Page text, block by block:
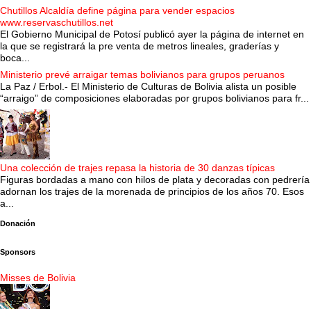
Chutillos Alcaldía define página para vender espacios
www.reservaschutillos.net
El Gobierno Municipal de Potosí publicó ayer la página de internet en
la que se registrará la pre venta de metros lineales, graderías y
boca...
Ministerio prevé arraigar temas bolivianos para grupos peruanos
La Paz / Erbol.- El Ministerio de Culturas de Bolivia alista un posible
“arraigo” de composiciones elaboradas por grupos bolivianos para fr...
Una colección de trajes repasa la historia de 30 danzas típicas
Figuras bordadas a mano con hilos de plata y decoradas con pedrería
adornan los trajes de la morenada de principios de los años 70. Esos
a...
Donación
Sponsors
Misses de Bolivia